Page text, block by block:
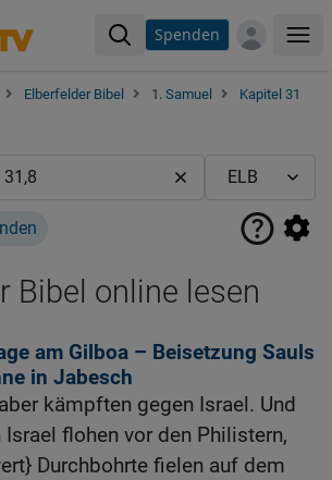
Spenden
Elberfelder Bibel 1. Samuel
Kapitel 31
Bibel online lesen
am Gilboa – Beisetzung Sauls
in Jabesch
kämpften gegen Israel. Und
flohen vor den Philistern,
Durchbohrte fielen auf dem